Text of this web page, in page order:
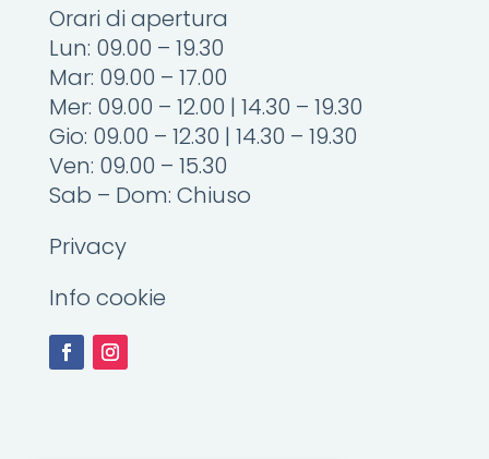
Orari di apertura
Lun: 09.00 – 19.30
Mar: 09.00 – 17.00
Mer: 09.00 – 12.00 | 14.30 – 19.30
Gio: 09.00 – 12.30 | 14.30 – 19.30
Ven: 09.00 – 15.30
Sab – Dom: Chiuso
Privacy
Info cookie